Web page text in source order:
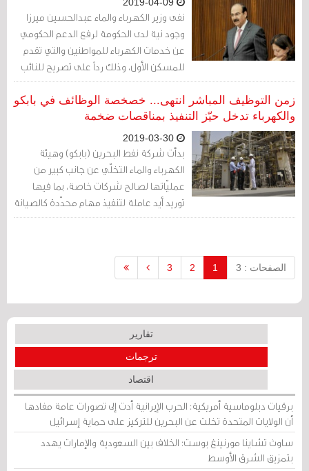
نفى وزير الكهرباء والماء عبدالحسين ميرزا
وجود نية لدى الحكومة لرفع الدعم الحكومي
عن خدمات الكهرباء للمواطنين والتي تقدم
للمسكن الأول، وذلك رداً على تصريح للنائب
أحمد السلوم
زمن التوظيف المباشر انتهى... خصخصة الوظائف في بابكو
والكهرباء تدخل حيّز التنفيذ بمناقصات ضخمة
بدأت شركة نفط البحرين (بابكو) وهيئة
الكهرباء والماء التخلّي عن جانب كبير من
عمليّاتها لصالح شركات خاصة، بما فيها
توريد أيد عاملة لتنفيذ مهام محدّدة كالصيانة
والتشغيل، تحت إشراف المهندسين في
الصفحات : 3 1
2
3
تقارير
ترجمات
اقتصاد
برقيات دبلوماسية أمريكية: الحرب الإيرانية أدت إلى تصورات عامة مفادها
أن الولايات المتحدة تخلت عن البحرين للتركيز على حماية إسرائيل
ساوث تشاينا مورنينغ بوست: الخلاف بين السعودية والإمارات يهدد
بتمزيق الشرق الأوسط